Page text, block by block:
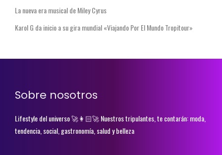
La nueva era musical de Miley Cyrus
Karol G da inicio a su gira mundial «Viajando Por El Mundo Tropitour»
Sobre nosotros
Lifestyle del universo 🚀👩🏻‍🚀 Nuestros tripulantes, te contarán: moda,
tendencia, social, gastronomía, salud y belleza